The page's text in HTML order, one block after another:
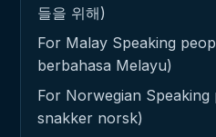
들을 위해)
For Malay Speaking
berbahasa Melayu)
For Norwegian
snakker norsk)